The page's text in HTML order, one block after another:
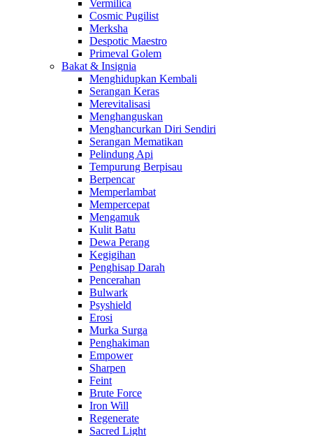
Vermilica
Cosmic Pugilist
Merksha
Despotic Maestro
Primeval Golem
Bakat & Insignia
Menghidupkan Kembali
Serangan Keras
Merevitalisasi
Menghanguskan
Menghancurkan Diri Sendiri
Serangan Mematikan
Pelindung Api
Tempurung Berpisau
Berpencar
Memperlambat
Mempercepat
Mengamuk
Kulit Batu
Dewa Perang
Kegigihan
Penghisap Darah
Pencerahan
Bulwark
Psyshield
Erosi
Murka Surga
Penghakiman
Empower
Sharpen
Feint
Brute Force
Iron Will
Regenerate
Sacred Light